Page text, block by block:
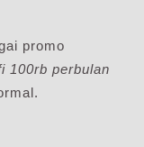
promo
100rb perbulan